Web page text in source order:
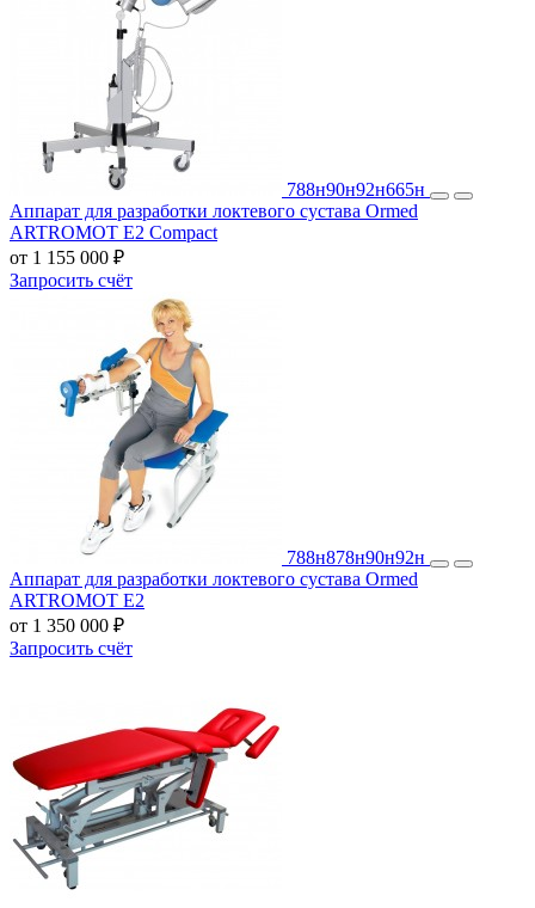
788н90н92н665н
Аппарат для разработки локтевого сустава Ormed
ARTROMOT E2 Compact
от 1 155 000 ₽
Запросить счёт
788н878н90н92н
Аппарат для разработки локтевого сустава Ormed
ARTROMOT E2
от 1 350 000 ₽
Запросить счёт